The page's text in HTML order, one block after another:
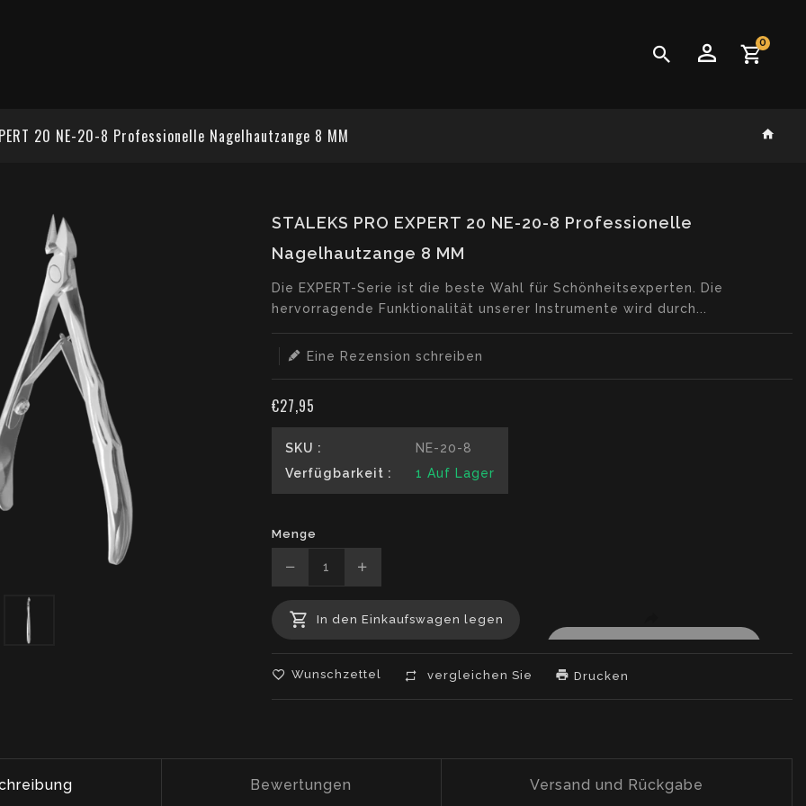
0
20 NE-20-8 Professionelle Nagelhautzange 8 MM
STALEKS PRO EXPERT 20 NE-20-8 Professionelle
Nagelhautzange 8 MM
Translation
missing:
Die EXPERT-Serie ist die beste Wahl für Schönheitsexperten. Die
hervorragende Funktionalität unserer Instrumente wird durch...
Eine Rezension schreiben
€27,95
SKU :
NE-20-8
Verfügbarkeit :
1 Auf Lager
Menge
Translation
missing:
de.products.product.decrease
Translation
missing:
de.products.product.increase
In den Einkaufswagen legen
Wunschzettel vergleichen Sie Drucken
Bewertungen Versand und Rückgabe